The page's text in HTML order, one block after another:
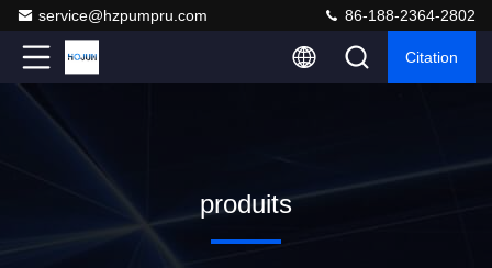
service@hzpumpru.com 86-188-2364-2802
Citation
produits